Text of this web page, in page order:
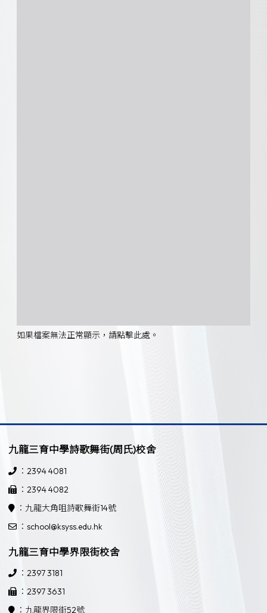
如果檔案無法正常顯示，請點擊此處。
九龍三育中學詩歌舞街(周氏)校舍
：2394 4081
：2394 4082
：九龍大角咀詩歌舞街14號
：school@ksyss.edu.hk
九龍三育中學界限街校舍
：2397 3181
：2397 3631
：九龍界限街52號